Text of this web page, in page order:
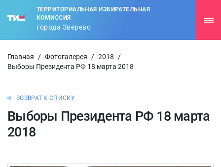
ТЕРРИТОРИАЛЬНАЯ ИЗБИРАТЕЛЬНАЯ
КОМИССИЯ
города Зверево
Главная / Фотогалерея / 2018
/
Выборы Президента РФ 18 марта 2018
ВОЗВРАТ К СПИСКУ
Выборы Президента РФ 18 марта
2018